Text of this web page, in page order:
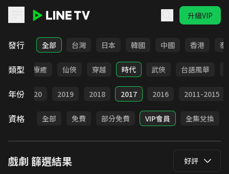
升級VIP
LINE TV - 戲劇
發行 全部 台灣 日本 韓國 中國 香港 泰
類型
驚悚 療癒 仙俠 穿越 時代 武俠 台語風華
年份 2020 2019 2018 2017 2016 2011-2015
資格 全部 免費 部分免費 VIP會員 全集兌換
戲劇 篩選結果 好評